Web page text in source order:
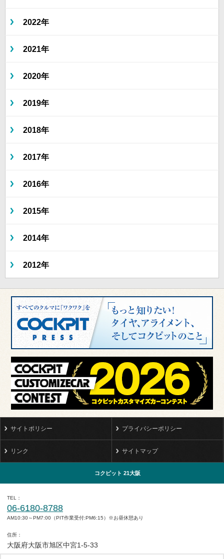
2022年
2021年
2020年
2019年
2018年
2017年
2016年
2015年
2014年
2012年
サイトポリシー プライバシーポリシー
リンク サイトマップ
コクピット 21大阪
TEL
06-6180-8788
AM10:30～PM7:00（PIT作業受付:PM6:15）※お昼休憩あり
住所
大阪府大阪市旭区中宮1-5-33